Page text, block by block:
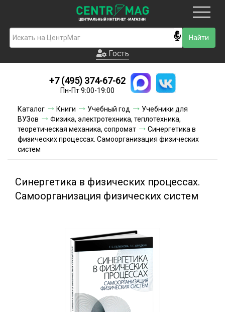
Гость
Новинки
Условия доставки
Условия оплаты
Гость
+7 (495) 374-67-62
Пн-Пт 9:00-19:00
Каталог Книги Учебный год
Учебники для
ВУЗов
Физика, электротехника, теплотехника,
теоретическая механика, сопромат
Синергетика в
физических процессах. Самоорганизация физических
систем
Синергетика в физических процессах.
Самоорганизация физических систем